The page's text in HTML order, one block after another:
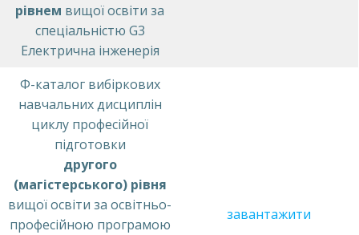
рівнем вищої освіти за
спеціальністю G3
Електрична інженерія
Ф-каталог вибіркових
навчальних дисциплін
циклу професійної
підготовки
другого
(магістерського) рівня
вищої освіти за освітньо-
професійною програмою
завантажити